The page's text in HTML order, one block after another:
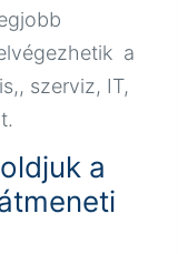
a
szerviz, IT,
a